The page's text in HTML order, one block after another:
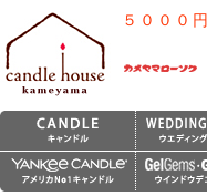
５０００円